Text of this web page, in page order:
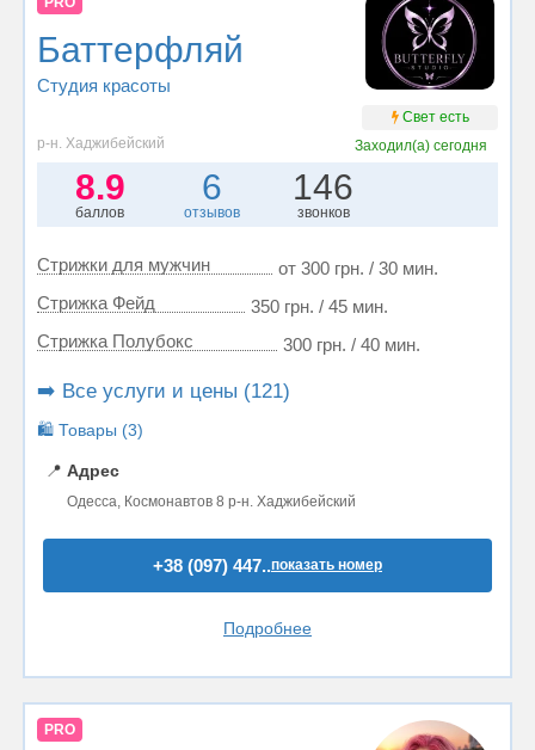
Баттерфляй
Студия красоты
Свет есть
р-н. Хаджибейский
Заходил(а)сегодня
8.9
баллов
6
отзывов
146
звонков
Стрижки для мужчин
от 300 грн. / 30 мин.
Стрижка Фейд
350 грн. / 45 мин.
Стрижка Полубокс
300 грн. / 40 мин.
➡️ Все услуги и цены (121)
🛍️ Товары (3)
📍 Адрес
Одесса, Космонавтов 8 р-н. Хаджибейский
+38 (097) 447..показать номер
Подробнее
PRO